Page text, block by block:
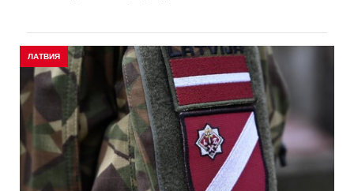
ЛАТВИЯ